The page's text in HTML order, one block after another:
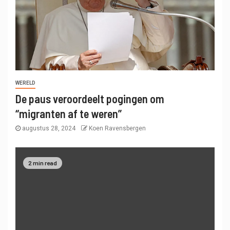
WERELD
De paus veroordeelt pogingen om
“migranten af ​​te weren”
augustus 28, 2024 Koen Ravensbergen
2 min read